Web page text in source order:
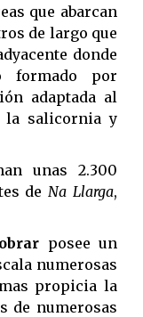
que abarcan
de largo que
donde
formado por
adaptada al
la salicornia y
unas 2.300
de Na Llarga,
posee un
numerosas
propicia la
de numerosas